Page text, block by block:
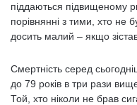
піддаються підвищеному
порівнянні з тими, хто не
досить малий – якщо
Смертність серед
до 79 років в три рази
Той, хто ніколи не брав